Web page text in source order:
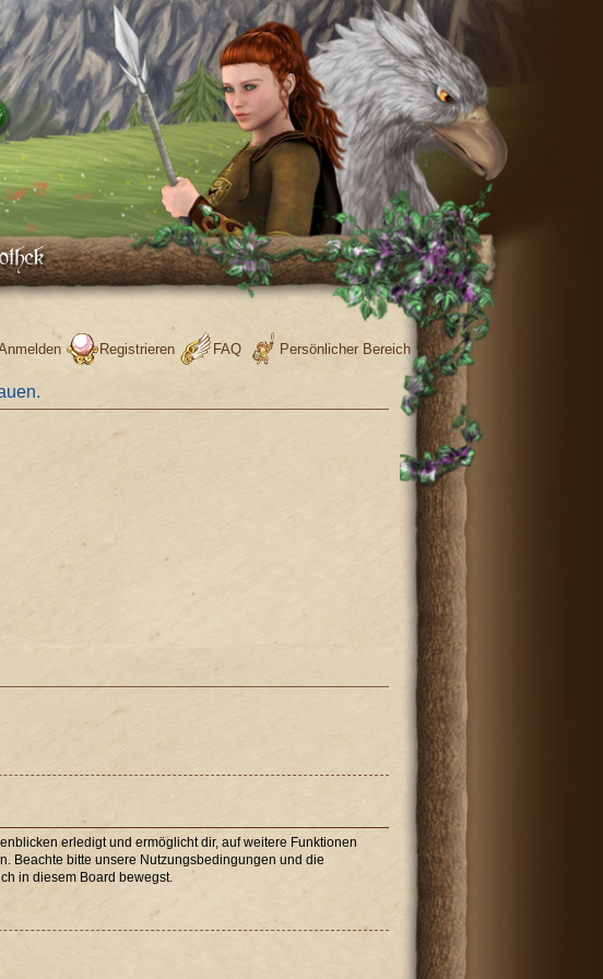
Persönlicher Bereich
FAQ
Registrieren
erledigt und ermöglicht dir, auf weitere Funktionen
Beachte bitte unsere Nutzungsbedingungen und die
in diesem Board bewegst.